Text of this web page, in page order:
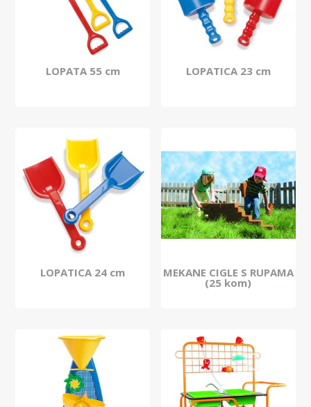
LOPATA 55 cm LOPATICA 23 cm
LOPATICA 24 cm MEKANE CIGLE S RUPAMA
(25 kom)